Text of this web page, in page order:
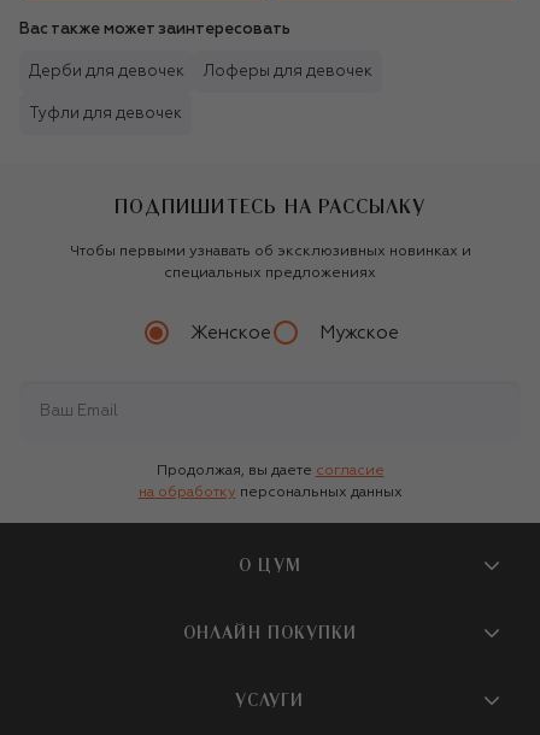
Вас также может заинтересовать
Дерби для девочек Лоферы для девочек
Туфли для девочек
ПОДПИШИТЕСЬ НА РАССЫЛКУ
Чтобы первыми узнавать об эксклюзивных новинках и
специальных предложениях
Женское Мужское
Продолжая, вы даете согласие
на обработку персональных данных
О ЦУМ
О магазине
Бутики и ПВЗ ЦУМ
ОНЛАЙН ПОКУПКИ
УСЛУГИ